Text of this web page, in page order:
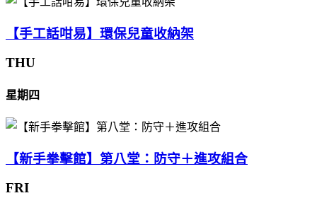
【手工話咁易】環保兒童收納架
THU
星期四
【新手拳擊館】第八堂：防守＋進攻組合
FRI